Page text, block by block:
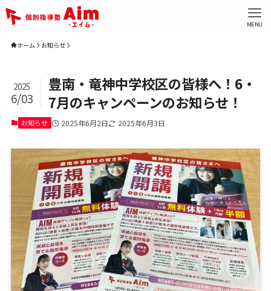
MENU
ホーム お知らせ
豊南・竜神中学校区の皆様へ！6・
7月のキャンペーンのお知らせ！
2025
6/03
お知らせ 2025年6月2日 2025年6月3日